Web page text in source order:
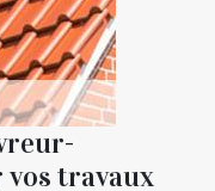
travaux